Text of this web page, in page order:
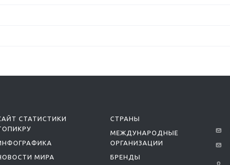
СТАТИСТИКИ
МИРА
СТРАНЫ
МЕЖДУНАРОДНЫЕ
ОРГАНИЗАЦИИ
БРЕНДЫ